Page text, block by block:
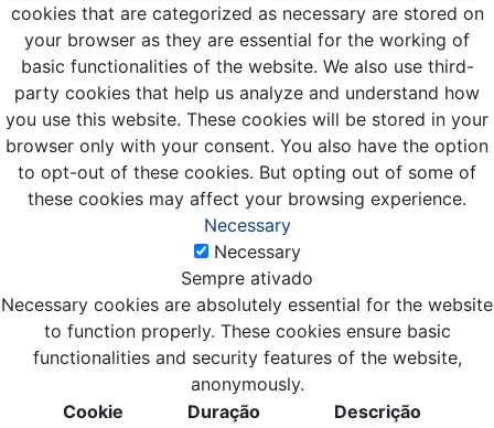
cookies that are categorized as necessary are stored on
your browser as they are essential for the working of
basic functionalities of the website. We also use third-
party cookies that help us analyze and understand how
you use this website. These cookies will be stored in your
browser only with your consent. You also have the option
to opt-out of these cookies. But opting out of some of
these cookies may affect your browsing experience.
Necessary
Necessary
Sempre ativado
Necessary cookies are absolutely essential for the website
to function properly. These cookies ensure basic
functionalities and security features of the website,
anonymously.
Cookie
Duração Descrição